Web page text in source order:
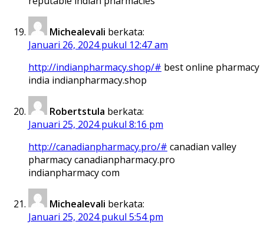
Michealevali berkata:
Januari 26, 2024 pukul 12:47 am
http://indianpharmacy.shop/# best online pharmacy
india indianpharmacy.shop
Robertstula berkata:
Januari 25, 2024 pukul 8:16 pm
http://canadianpharmacy.pro/# canadian valley
pharmacy canadianpharmacy.pro
indianpharmacy com
Michealevali berkata:
Januari 25, 2024 pukul 5:54 pm